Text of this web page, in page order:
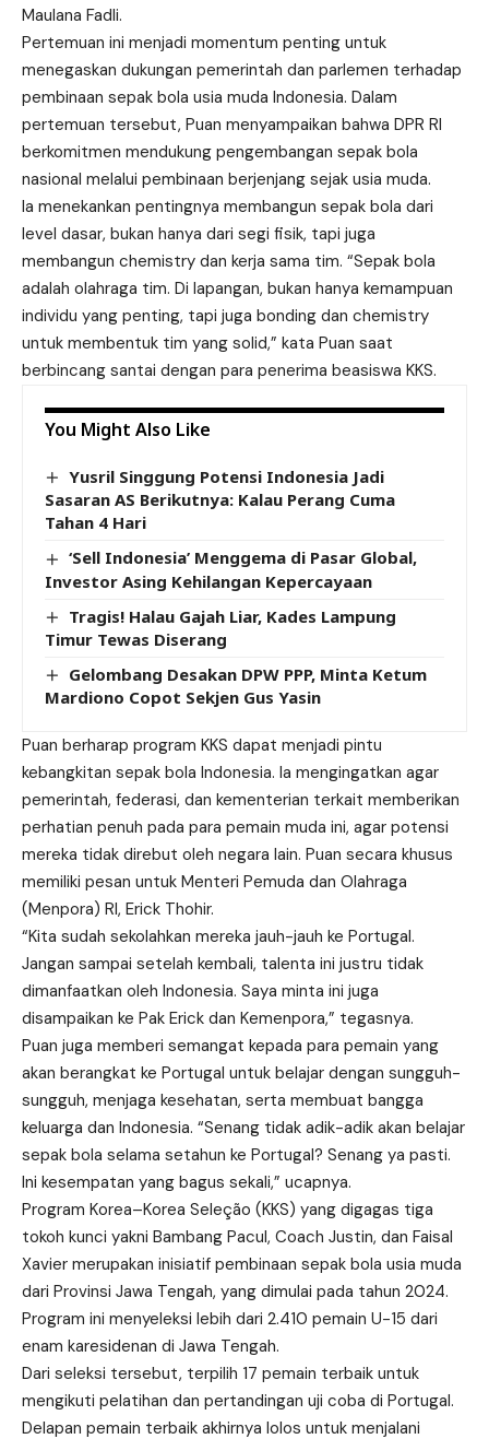
Maulana Fadli.
Pertemuan ini menjadi momentum penting untuk
menegaskan dukungan pemerintah dan parlemen terhadap
pembinaan sepak bola usia muda Indonesia. Dalam
pertemuan tersebut, Puan menyampaikan bahwa DPR RI
berkomitmen mendukung pengembangan sepak bola
nasional melalui pembinaan berjenjang sejak usia muda.
Ia menekankan pentingnya membangun sepak bola dari
level dasar, bukan hanya dari segi fisik, tapi juga
membangun chemistry dan kerja sama tim. “Sepak bola
adalah olahraga tim. Di lapangan, bukan hanya kemampuan
individu yang penting, tapi juga bonding dan chemistry
untuk membentuk tim yang solid,” kata Puan saat
berbincang santai dengan para penerima beasiswa KKS.
You Might Also Like
Yusril Singgung Potensi Indonesia Jadi
Sasaran AS Berikutnya: Kalau Perang Cuma
Tahan 4 Hari
‘Sell Indonesia’ Menggema di Pasar Global,
Investor Asing Kehilangan Kepercayaan
Tragis! Halau Gajah Liar, Kades Lampung
Timur Tewas Diserang
Gelombang Desakan DPW PPP, Minta Ketum
Mardiono Copot Sekjen Gus Yasin
Puan berharap program KKS dapat menjadi pintu
kebangkitan sepak bola Indonesia. Ia mengingatkan agar
pemerintah, federasi, dan kementerian terkait memberikan
perhatian penuh pada para pemain muda ini, agar potensi
mereka tidak direbut oleh negara lain. Puan secara khusus
memiliki pesan untuk Menteri Pemuda dan Olahraga
(Menpora) RI, Erick Thohir.
“Kita sudah sekolahkan mereka jauh-jauh ke Portugal.
Jangan sampai setelah kembali, talenta ini justru tidak
dimanfaatkan oleh Indonesia. Saya minta ini juga
disampaikan ke Pak Erick dan Kemenpora,” tegasnya.
Puan juga memberi semangat kepada para pemain yang
akan berangkat ke Portugal untuk belajar dengan sungguh-
sungguh, menjaga kesehatan, serta membuat bangga
keluarga dan Indonesia. “Senang tidak adik-adik akan belajar
sepak bola selama setahun ke Portugal? Senang ya pasti.
Ini kesempatan yang bagus sekali,” ucapnya.
Program Korea–Korea Seleção (KKS) yang digagas tiga
tokoh kunci yakni Bambang Pacul, Coach Justin, dan Faisal
Xavier merupakan inisiatif pembinaan sepak bola usia muda
dari Provinsi Jawa Tengah, yang dimulai pada tahun 2024.
Program ini menyeleksi lebih dari 2.410 pemain U-15 dari
enam karesidenan di Jawa Tengah.
Dari seleksi tersebut, terpilih 17 pemain terbaik untuk
mengikuti pelatihan dan pertandingan uji coba di Portugal.
Delapan pemain terbaik akhirnya lolos untuk menjalani